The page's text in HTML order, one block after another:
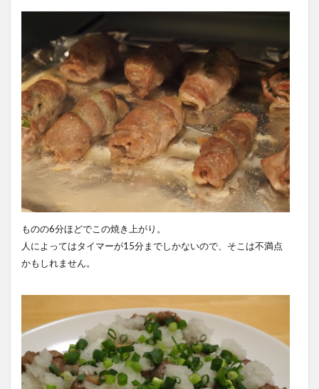
ものの6分ほどでこの焼き上がり。
人によってはタイマーが15分までしかないので、そこは不満点
かもしれません。